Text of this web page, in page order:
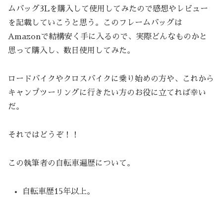
ムバッグ3Lを購入して使用してみたので感想やレビュー
を記載していこうと思う。このフレームバッグは
Amazonで結構安く手に入るので、実際どんなものかと
思って購入し、数日使用してみた。
ロードバイクやクロスバイクに乗り始めの方や、これから
キャンプツーリングに行きたい方のお役に立てれば幸い
だ。
それではどうぞ！！
この執筆者の自転車遍歴について。
自転車歴15年以上。